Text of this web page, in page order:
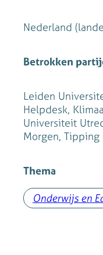
Nederland
Betrokken
Leiden
Helpdesk,
Universiteit
Morgen, Tipping
Thema
Onderwijs en